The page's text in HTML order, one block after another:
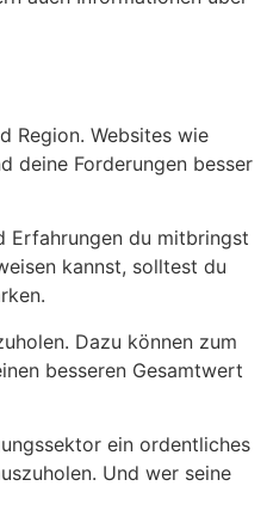
Region. Websites wie
deine Forderungen besser
Erfahrungen du mitbringst
kannst, solltest du
Dazu können zum
besseren Gesamtwert
ein ordentliches
Und wer seine